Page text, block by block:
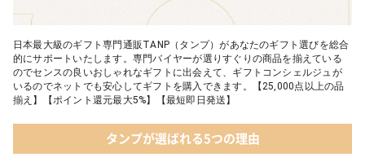
日本最大級のギフト専門通販TANP（タンプ）があなたのギフト選びを総合
的にサポートいたします。専門バイヤーが選りすぐりの商品を揃えている
のでセンスの良いおしゃれなギフトに出会えて、ギフトコンシェルジュが
いるのでネットでも安心してギフトを購入できます。【25,000点以上の品
揃え】【ポイント還元最大5%】【最短即日発送】
タンプが選ばれる5つの理由